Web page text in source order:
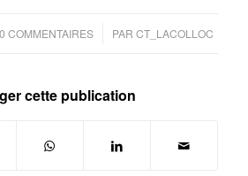
0 COMMENTAIRES
/ PARCT_LACOLLOC
cette publication